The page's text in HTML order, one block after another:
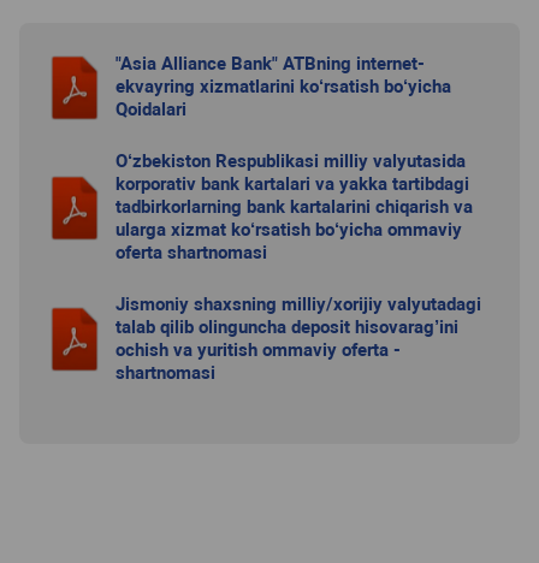
"Asia Alliance Bank" ATBning internet-
ekvayring xizmatlarini ko‘rsatish bo‘yicha
Qoidalari
O‘zbekiston Respublikasi milliy valyutasida
korporativ bank kartalari va yakka tartibdagi
tadbirkorlarning bank kartalarini chiqarish va
ularga xizmat ko‘rsatish bo‘yicha ommaviy
oferta shartnomasi
Jismoniy shaxsning milliy/xorijiy valyutadagi
talab qilib olinguncha deposit hisovarag’ini
ochish va yuritish ommaviy oferta -
shartnomasi